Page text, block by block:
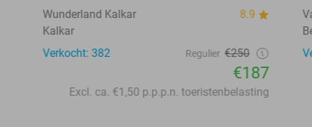
Wunderland Kalkar
8.9
Kalkar
Verkocht: 382
Regulier €250
€187
Excl. ca. €1,50 p.p.p.n. toeristenbelasting